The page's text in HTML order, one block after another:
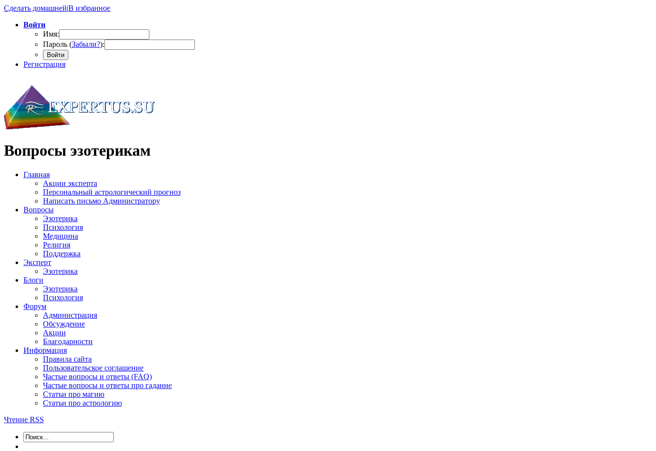
Сделать домашней|В избранное
Войти
Имя:
Пароль (Забыли?):
Войти
Регистрация
Вопросы эзотерикам
Главная
Акции эксперта
Персональный астрологический прогноз
Написать письмо Администратору
Вопросы
Эзотерика
Психология
Медицина
Религия
Поддержка
Эксперт
Эзотерика
Блоги
Эзотерика
Психология
Форум
Администрация
Обсуждение
Акции
Благодарности
Информация
Правила сайта
Пользовательское соглашение
Частые вопросы и ответы (FAQ)
Частые вопросы и ответы про гадание
Статьи про магию
Статьи про астрологию
Чтение RSS